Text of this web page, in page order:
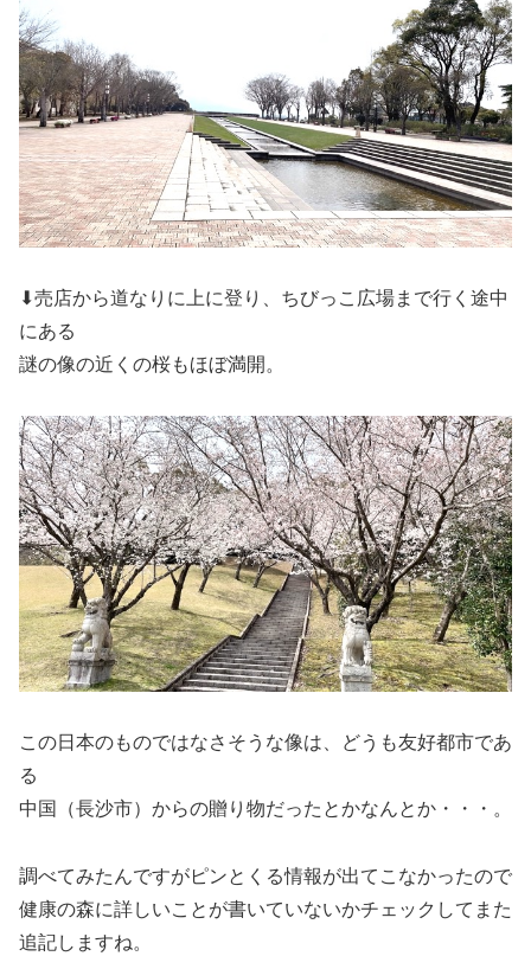
⬇売店から道なりに上に登り、ちびっこ広場まで行く途中
にある
謎の像の近くの桜もほぼ満開。
この日本のものではなさそうな像は、どうも友好都市であ
る
中国（長沙市）からの贈り物だったとかなんとか・・・。
調べてみたんですがピンとくる情報が出てこなかったので
健康の森に詳しいことが書いていないかチェックしてまた
追記しますね。